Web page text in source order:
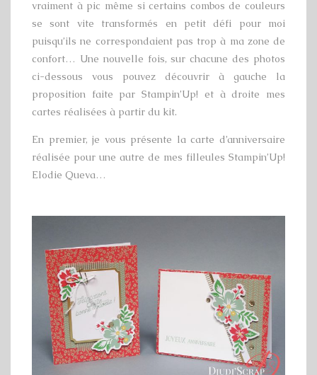
vraiment à pic même si certains combos de couleurs
se sont vite transformés en petit défi pour moi
puisqu’ils ne correspondaient pas trop à ma zone de
confort… Une nouvelle fois, sur chacune des photos
ci-dessous vous pouvez découvrir à gauche la
proposition faite par Stampin’Up! et à droite mes
cartes réalisées à partir du kit.
En premier, je vous présente la carte d’anniversaire
réalisée pour une autre de mes filleules Stampin’Up!
Elodie Queva…